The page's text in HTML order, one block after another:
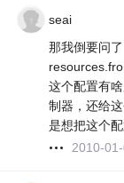
seai
那我倒要问了
这个配置有
制器，还给
是想把这个
2010-